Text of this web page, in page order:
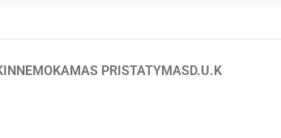
NEMOKAMAS PRISTATYMAS D.U.K